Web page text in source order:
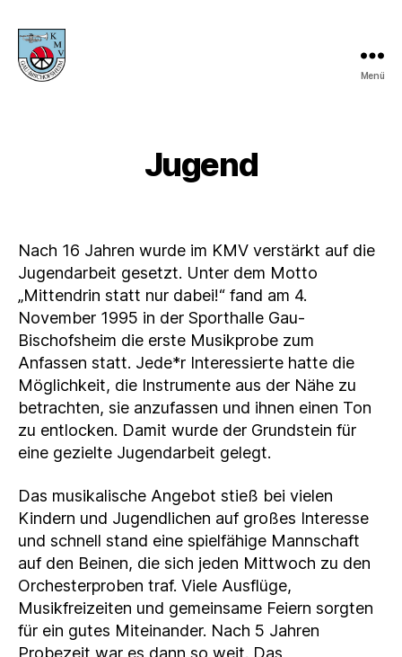
Menü
Jugend
Nach 16 Jahren wurde im KMV verstärkt auf die
Jugendarbeit gesetzt. Unter dem Motto
„Mittendrin statt nur dabei!“ fand am 4.
November 1995 in der Sporthalle Gau-
Bischofsheim die erste Musikprobe zum
Anfassen statt. Jede*r Interessierte hatte die
Möglichkeit, die Instrumente aus der Nähe zu
betrachten, sie anzufassen und ihnen einen Ton
zu entlocken. Damit wurde der Grundstein für
eine gezielte Jugendarbeit gelegt.
Das musikalische Angebot stieß bei vielen
Kindern und Jugendlichen auf großes Interesse
und schnell stand eine spielfähige Mannschaft
auf den Beinen, die sich jeden Mittwoch zu den
Orchesterproben traf. Viele Ausflüge,
Musikfreizeiten und gemeinsame Feiern sorgten
für ein gutes Miteinander. Nach 5 Jahren
Probezeit war es dann so weit. Das